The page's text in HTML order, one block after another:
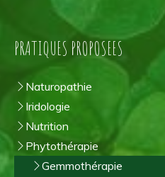
PRATIQUES PROPOSEES
Naturopathie
Iridologie
Nutrition
Phytothérapie
Gemmothérapie